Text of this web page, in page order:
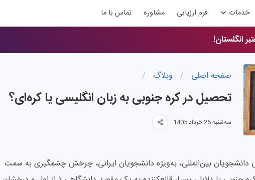
خدمات فرم ارزیابی مشاوره تماس با ما
انگلستان!
صفحه اصلی / وبلاگ /
تحصیل در کره جنوبی به زبان انگلیسی یا کره‌ای؟
سه‌شنبه 26 خرداد 1405
بین‌المللی، به‌ویژه دانشجویان ایرانی، چرخش چشمگیری به سمت